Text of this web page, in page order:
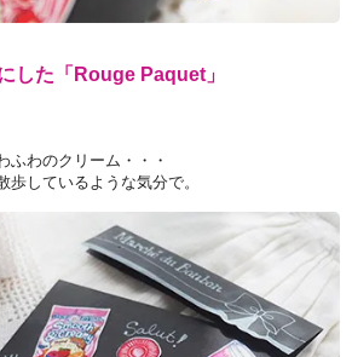
した「Rouge Paquet」
ふわのクリーム・・・
歩しているような気分で。